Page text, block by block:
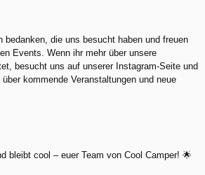
bedanken, die uns besucht haben und freuen
Events. Wenn ihr mehr über unsere
besucht uns auf unserer Instagram-Seite und
kommende Veranstaltungen und neue
bleibt cool – euer Team von Cool Camper! 🌟